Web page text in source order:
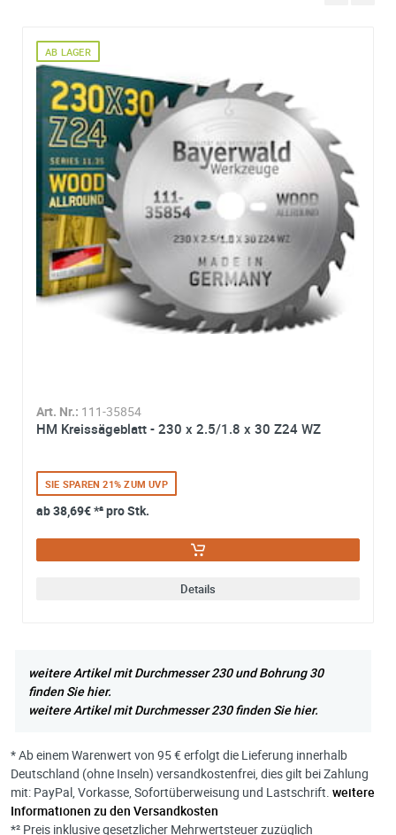
Ihre Anschrift
Firma:
Name*:
e-mail*:
Zustimmung zur Datenverarbeitung
*
Ich stimme zu, dass meine Angaben aus dem
Kontaktformular zur Beantwortung meiner Anfrage
und verarbeitet werden. Die Daten werden nach
abgeschlossener Bearbeitung Ihrer Anfrage gelöscht. Sie
können Ihre Einwilligung jederzeit für die Zukunft per E-
widerrufen. Detaillierte Informationen zum Umgang mit
Art. Nr.: 111-35854
HM Kreissägeblatt - 230 x 2.5/1.8 x 30 Z24 WZ
AB LAGER
SIE SPAREN 21% ZUM UVP
ab38,69€*² pro Stk.
Details
weitere Artikel mit Durchmesser 230 und Bohrung 30
finden Sie hier.
weitere Artikel mit Durchmesser 230 finden Sie hier.
* Ab einem Warenwert von 95 € erfolgt die Lieferung innerhalb
Deutschland (ohne Inseln) versandkostenfrei, dies gilt bei Zahlung
mit: PayPal, Vorkasse, Sofortüberweisung und Lastschrift. weitere
Informationen zu den Versandkosten
*² Preis inklusive gesetzlicher Mehrwertsteuer zuzüglich